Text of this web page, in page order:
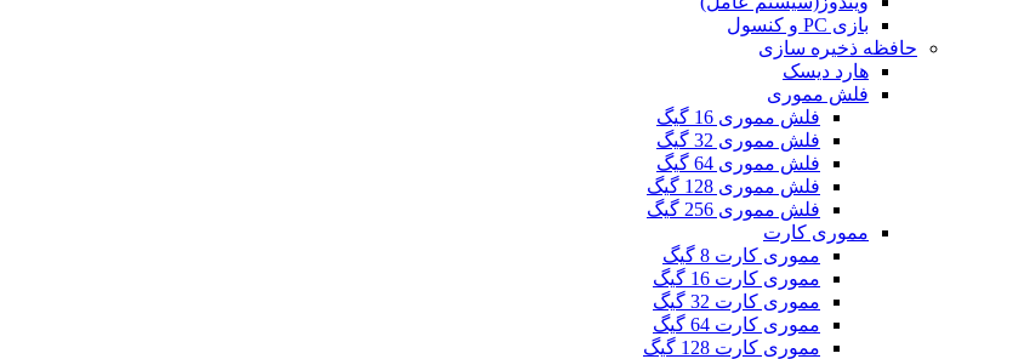
بازی PC و کنسول
حافظه ذخیره سازی
هارد دیسک
فلش مموری
فلش مموری 16 گیگ
فلش مموری 32 گیگ
فلش مموری 64 گیگ
فلش مموری 128 گیگ
فلش مموری 256 گیگ
مموری کارت
مموری کارت 8 گیگ
مموری کارت 16 گیگ
مموری کارت 32 گیگ
مموری کارت 64 گیگ
مموری کارت 128 گیگ